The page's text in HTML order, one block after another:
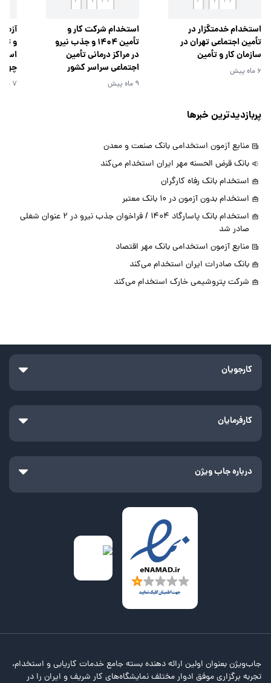
استخدام خدمتگزار در
تأمین اجتماعی تهران در
سازمان کار و تأمین
6 ماه پیش
استخدام شرکت کار و
تأمین 1404 و جذب نیرو
در مراکز درمانی تأمین
اجتماعی سراسر کشور
9 ماه پیش
و
7 ماه پیش
پربازدیدترین خبرها
منابع آزمون استخدامی بانک صنعت و معدن
بانک قرض الحسنه مهر ایران استخدام می‌کند
استخدام بانک رفاه کارگران
استخدام بدون آزمون در 10 بانک معتبر
استخدام بانک پاسارگاد 1404 / فراخوان جذب نیرو در 2 عنوان شغلی
صادر شد
منابع آزمون استخدامی بانک مهر اقتصاد
بانک صادرات ایران استخدام می‌کند
شرکت پتروشیمی خارک استخدام می‌کند
کارجویان
کارفرمایان
درباره جاب ویژن
جاب‌ویژن بعنوان اولین ارائه دهنده بسته جامع خدمات کاریابی و استخدام،
تجربه برگزاری موفق ادوار مختلف نمایشگاه‌های کار شریف و ایران را در